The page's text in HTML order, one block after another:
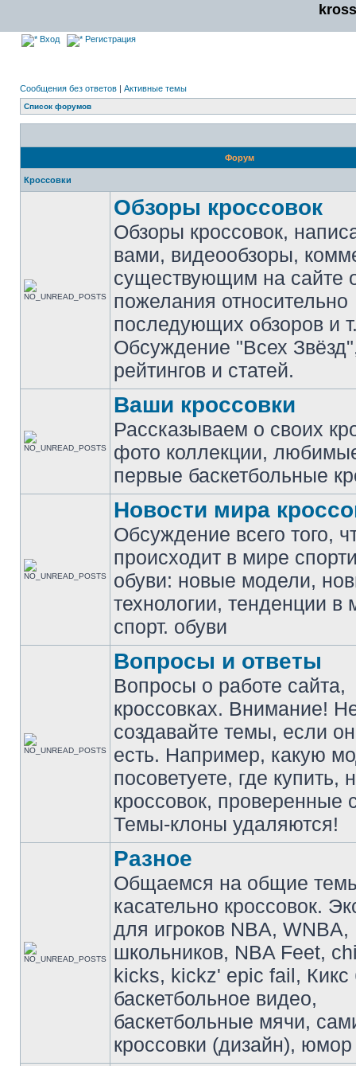
Вход Регистрация
Сообщения без ответов | Активные темы
Список форумов
Форум
Кроссовки
Обзоры кроссовок
Обзоры кроссовок,
вами, видеообзоры,
существующим на сайте
пожелания относительно
последующих обзоров и
Обсуждение "Всех
рейтингов и статей.
Ваши кроссовки
Рассказываем о своих
фото коллекции,
первые баскетбольные
Новости мира
Обсуждение всего того,
происходит в мире
обуви: новые модели,
технологии, тенденции в
спорт. обуви
Вопросы и ответы
Вопросы о работе сайта,
кроссовках. Внимание!
создавайте темы, если
есть. Например, какую
посоветуете, где купить,
кроссовок, проверенные
Темы-клоны удаляются!
Разное
Общаемся на общие
касательно кроссовок.
для игроков NBA, WNBA,
школьников, NBA Feet,
kicks, kickz' epic fail, Кикс
баскетбольное видео,
баскетбольные мячи,
кроссовки (дизайн),